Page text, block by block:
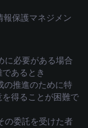
報保護マネジメン
に必要がある場合
あるとき
の推進のために特
得ることが困難で
の委託を受けた者